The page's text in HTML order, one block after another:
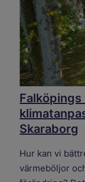
Skaraborg
Hur kan vi
värmeböljor